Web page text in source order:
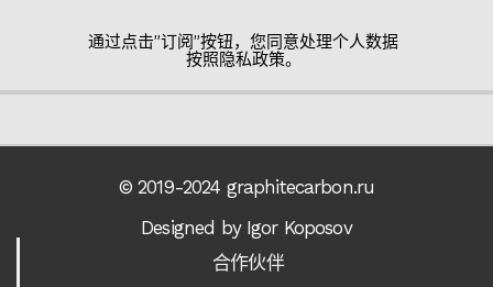
通过点击”订阅”按钮，您同意处理个人数据
按照隐私政策。
© 2019-2024 graphitecarbon.ru
Designed by Igor Koposov
合作伙伴